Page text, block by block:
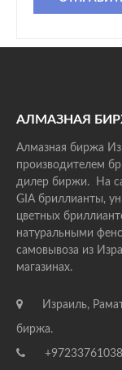
АЛМАЗНАЯ
Алмазная биржа
производителем
дилер биржи. На
GIA бриллианты,
цветных
натуральными
самовывоза из
магазинах.
Израиль,
биржа.